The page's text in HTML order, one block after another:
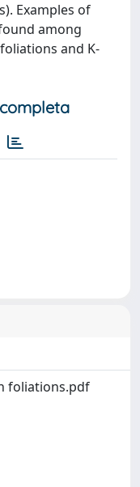
Examples of
among
and K-
foliations.pdf